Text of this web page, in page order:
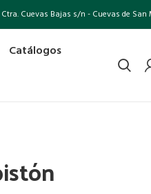
Ctra. Cuevas Bajas s/n - Cuevas de
Catálogos